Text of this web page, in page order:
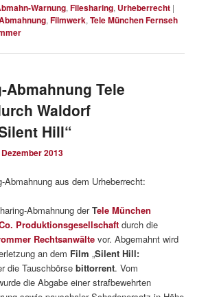
Warnung,Filesharing, Urheberrecht |
,Filmwerk,Tele München Fernseh
Abmahnung Tele
Waldorf
Hill“
2013
Abmahnung aus dem Urheberrecht:
Abmahnung derTele München
Produktionsgesellschaft durch die
Rechtsanwälte vor. Abgemahnt wird
an dem Film „Silent Hill:
die Tauschbörsebittorrent. Vom
die Abgabe einer strafbewehrten